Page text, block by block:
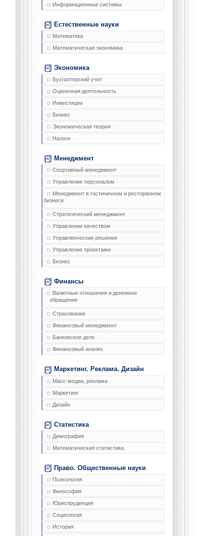
Информационные системы
Естественные науки
Математика
Математическая экономика
Экономика
Бухгалтерский учет
Оценочная деятельность
Инвестиции
Бизнес
Экономическая теория
Налоги
Менеджмент
Спортивный менеджмент
Управление персоналом
Менеджмент в гостиничном и ресторанном
бизнесе
Стратегический менеджмент
Управление качеством
Управленческие решения
Управление проектами
Бизнес
Финансы
Валютные отношения и денежное
обращение
Страхование
Финансовый менеджмент
Банковское дело
Финансовый анализ
Маркетинг. Реклама. Дизайн
Масс-медиа, реклама
Маркетинг
Дизайн
Статистика
Демография
Математическая статистика
Право. Общественные науки
Психология
Философия
Юриспруденция
Социология
История